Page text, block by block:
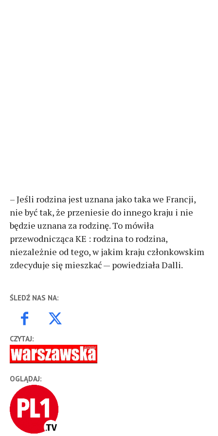
– Jeśli rodzina jest uznana jako taka we Francji,
nie być tak, że przeniesie do innego kraju i nie
będzie uznana za rodzinę. To mówiła
przewodnicząca KE : rodzina to rodzina,
niezależnie od tego, w jakim kraju członkowskim
zdecyduje się mieszkać — powiedziała Dalli.
ŚLEDŹ NAS NA:
CZYTAJ:
OGLĄDAJ: